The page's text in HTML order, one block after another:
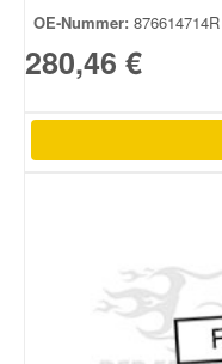
OE-Nummer: 876614714R
280,46 €